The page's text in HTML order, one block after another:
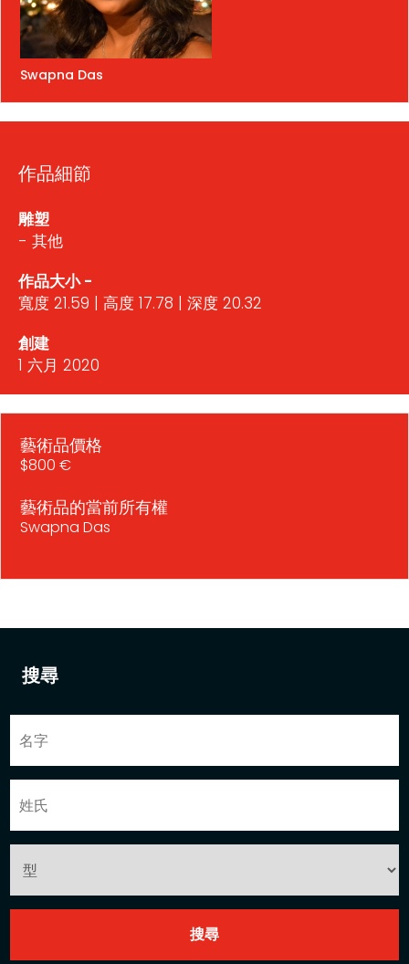
搜尋
Swapna Das
作品細節
雕塑
- 其他
作品大小 -
寬度 21.59 | 高度 17.78 | 深度 20.32
創建
1 六月 2020
藝術品價格
$800 €
藝術品的當前所有權
Swapna Das